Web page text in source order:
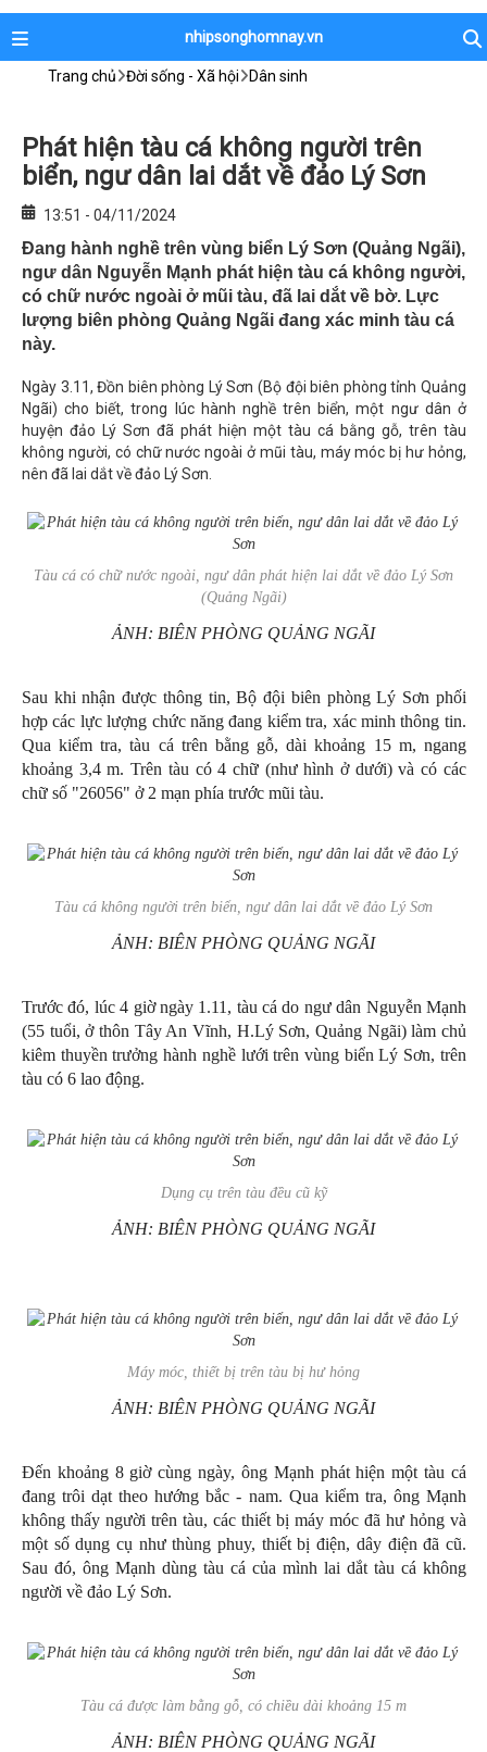
nhipsonghomnay.vn
Trang chủ Đời sống - Xã hội Dân sinh
Phát hiện tàu cá không người trên
biển, ngư dân lai dắt về đảo Lý Sơn
13:51 - 04/11/2024
Đang hành nghề trên vùng biển Lý Sơn (Quảng Ngãi),
ngư dân Nguyễn Mạnh phát hiện tàu cá không người,
có chữ nước ngoài ở mũi tàu, đã lai dắt về bờ. Lực
lượng biên phòng Quảng Ngãi đang xác minh tàu cá
này.
Ngày 3.11, Đồn biên phòng Lý Sơn (Bộ đội biên phòng tỉnh Quảng
Ngãi) cho biết, trong lúc hành nghề trên biển, một ngư dân ở
huyện đảo Lý Sơn đã phát hiện một tàu cá bằng gỗ, trên tàu
không người, có chữ nước ngoài ở mũi tàu, máy móc bị hư hỏng,
nên đã lai dắt về đảo Lý Sơn.
Tàu cá có chữ nước ngoài, ngư dân phát hiện lai dắt về đảo Lý Sơn
(Quảng Ngãi)
ẢNH: BIÊN PHÒNG QUẢNG NGÃI
Sau khi nhận được thông tin, Bộ đội biên phòng Lý Sơn phối
hợp các lực lượng chức năng đang kiểm tra, xác minh thông tin.
Qua kiểm tra, tàu cá trên bằng gỗ, dài khoảng 15 m, ngang
khoảng 3,4 m. Trên tàu có 4 chữ (như hình ở dưới) và có các
chữ số "26056" ở 2 mạn phía trước mũi tàu.
Tàu cá không người trên biển, ngư dân lai dắt về đảo Lý Sơn
ẢNH: BIÊN PHÒNG QUẢNG NGÃI
Trước đó, lúc 4 giờ ngày 1.11, tàu cá do ngư dân Nguyễn Mạnh
(55 tuổi, ở thôn Tây An Vĩnh, H.Lý Sơn, Quảng Ngãi) làm chủ
kiêm thuyền trưởng hành nghề lưới trên vùng biển Lý Sơn, trên
tàu có 6 lao động.
Dụng cụ trên tàu đều cũ kỹ
ẢNH: BIÊN PHÒNG QUẢNG NGÃI
Máy móc, thiết bị trên tàu bị hư hỏng
ẢNH: BIÊN PHÒNG QUẢNG NGÃI
Đến khoảng 8 giờ cùng ngày, ông Mạnh phát hiện một tàu cá
đang trôi dạt theo hướng bắc - nam. Qua kiểm tra, ông Mạnh
không thấy người trên tàu, các thiết bị máy móc đã hư hỏng và
một số dụng cụ như thùng phuy, thiết bị điện, dây điện đã cũ.
Sau đó, ông Mạnh dùng tàu cá của mình lai dắt tàu cá không
người về đảo Lý Sơn.
Tàu cá được làm bằng gỗ, có chiều dài khoảng 15 m
ẢNH: BIÊN PHÒNG QUẢNG NGÃI